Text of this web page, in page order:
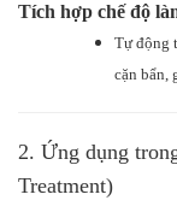
Tích hợp chế độ
Tự động
cặn bẩn,
2. Ứng dụng
Treatment)